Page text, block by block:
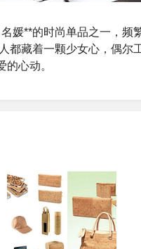
**的时尚单品之一，频
都藏着一颗少女心，偶尔
心动。